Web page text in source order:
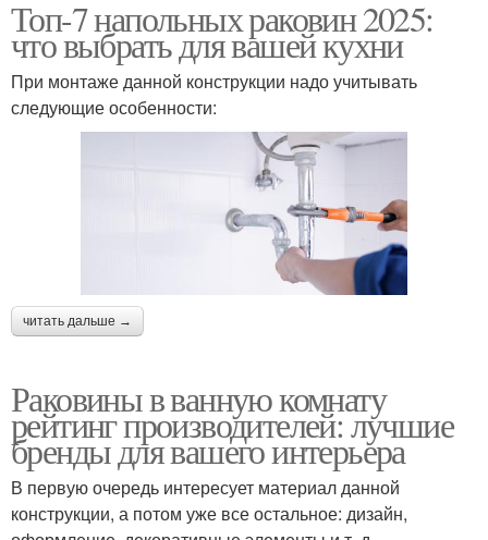
Топ-7 напольных раковин 2025:
что выбрать для вашей кухни
При монтаже данной конструкции надо учитывать
следующие особенности:
читать дальше →
Раковины в ванную комнату
рейтинг производителей: лучшие
бренды для вашего интерьера
В первую очередь интересует материал данной
конструкции, а потом уже все остальное: дизайн,